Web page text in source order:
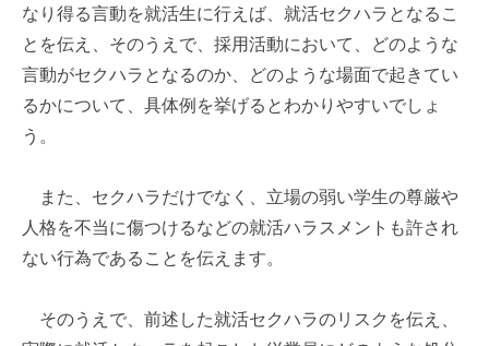
なり得る言動を就活生に行えば、就活セクハラとなるこ
とを伝え、そのうえで、採用活動において、どのような
言動がセクハラとなるのか、どのような場面で起きてい
るかについて、具体例を挙げるとわかりやすいでしょ
う。
また、セクハラだけでなく、立場の弱い学生の尊厳や
人格を不当に傷つけるなどの就活ハラスメントも許され
ない行為であることを伝えます。
そのうえで、前述した就活セクハラのリスクを伝え、